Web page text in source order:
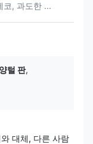
코, 과도한 ...
털 판,
대체, 다른 사람